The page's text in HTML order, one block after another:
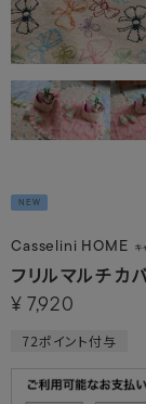
NEW
Casselini HOME キ
フリルマルチカ
¥ 7,920
72ポイント付与